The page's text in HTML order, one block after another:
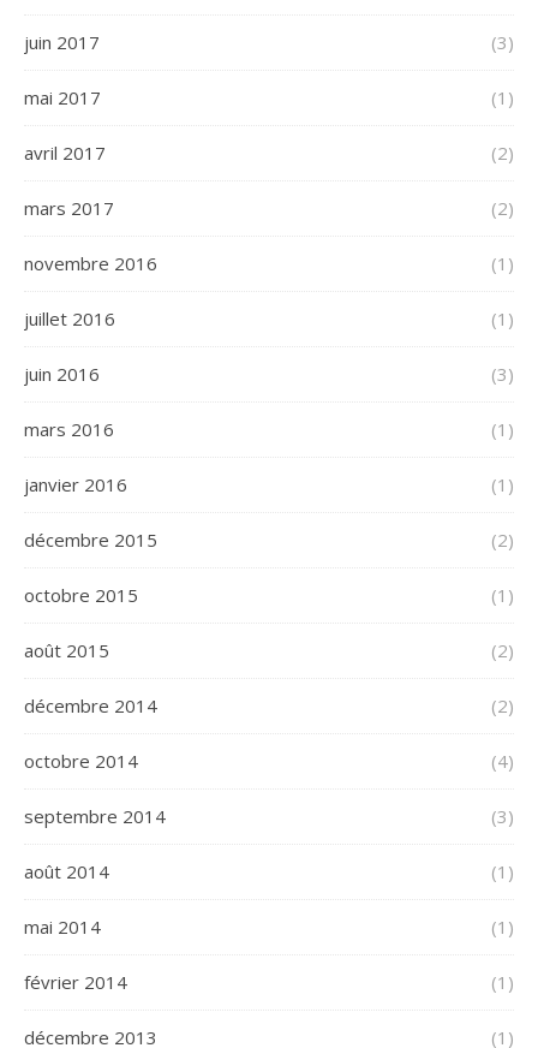
juin 2017 (3)
mai 2017 (1)
avril 2017 (2)
mars 2017 (2)
novembre 2016 (1)
juillet 2016 (1)
juin 2016 (3)
mars 2016 (1)
janvier 2016 (1)
décembre 2015 (2)
octobre 2015 (1)
août 2015 (2)
décembre 2014 (2)
octobre 2014 (4)
septembre 2014 (3)
août 2014 (1)
mai 2014 (1)
février 2014 (1)
décembre 2013 (1)